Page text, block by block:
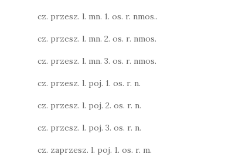
cz. przesz. l. mn. 1. os. r. nmos..
cz. przesz. l. mn. 2. os. r. nmos.
cz. przesz. l. mn. 3. os. r. nmos.
cz. przesz. l. poj. 1. os. r. n.
cz. przesz. l. poj. 2. os. r. n.
cz. przesz. l. poj. 3. os. r. n.
cz. zaprzesz. l. poj. 1. os. r. m.